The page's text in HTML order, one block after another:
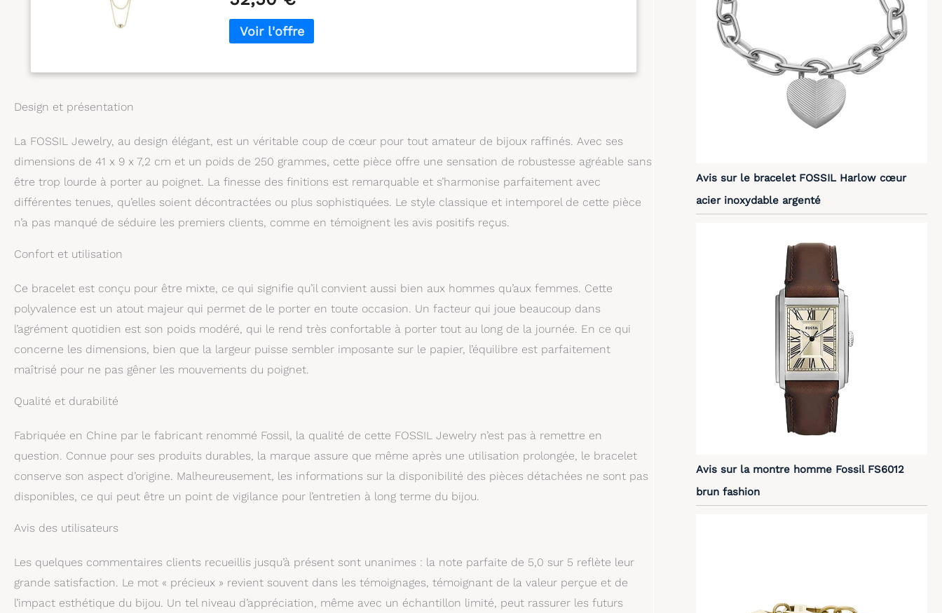
Design et présentation
La FOSSIL Jewelry, au design élégant, est un véritable coup de cœur pour tout amateur de bijoux raffinés. Avec ses
dimensions de 41 x 9 x 7,2 cm et un poids de 250 grammes, cette pièce offre une sensation de robustesse agréable sans
être trop lourde à porter au poignet. La finesse des finitions est remarquable et s’harmonise parfaitement avec
différentes tenues, qu’elles soient décontractées ou plus sophistiquées. Le style classique et intemporel de cette pièce
n’a pas manqué de séduire les premiers clients, comme en témoignent les avis positifs reçus.
Confort et utilisation
Ce bracelet est conçu pour être mixte, ce qui signifie qu’il convient aussi bien aux hommes qu’aux femmes. Cette
polyvalence est un atout majeur qui permet de le porter en toute occasion. Un facteur qui joue beaucoup dans
l’agrément quotidien est son poids modéré, qui le rend très confortable à porter tout au long de la journée. En ce qui
concerne les dimensions, bien que la largeur puisse sembler imposante sur le papier, l’équilibre est parfaitement
maîtrisé pour ne pas gêner les mouvements du poignet.
Qualité et durabilité
Fabriquée en Chine par le fabricant renommé Fossil, la qualité de cette FOSSIL Jewelry n’est pas à remettre en
question. Connue pour ses produits durables, la marque assure que même après une utilisation prolongée, le bracelet
conserve son aspect d’origine. Malheureusement, les informations sur la disponibilité des pièces détachées ne sont pas
disponibles, ce qui peut être un point de vigilance pour l’entretien à long terme du bijou.
Avis des utilisateurs
Les quelques commentaires clients recueillis jusqu’à présent sont unanimes : la note parfaite de 5,0 sur 5 reflète leur
grande satisfaction. Le mot « précieux » revient souvent dans les témoignages, témoignant de la valeur perçue et de
l’impact esthétique du bijou. Un tel niveau d’appréciation, même avec un échantillon limité, peut rassurer les futurs
Avis sur le bracelet FOSSIL Harlow cœur
acier inoxydable argenté
Avis sur la montre homme Fossil FS6012
brun fashion